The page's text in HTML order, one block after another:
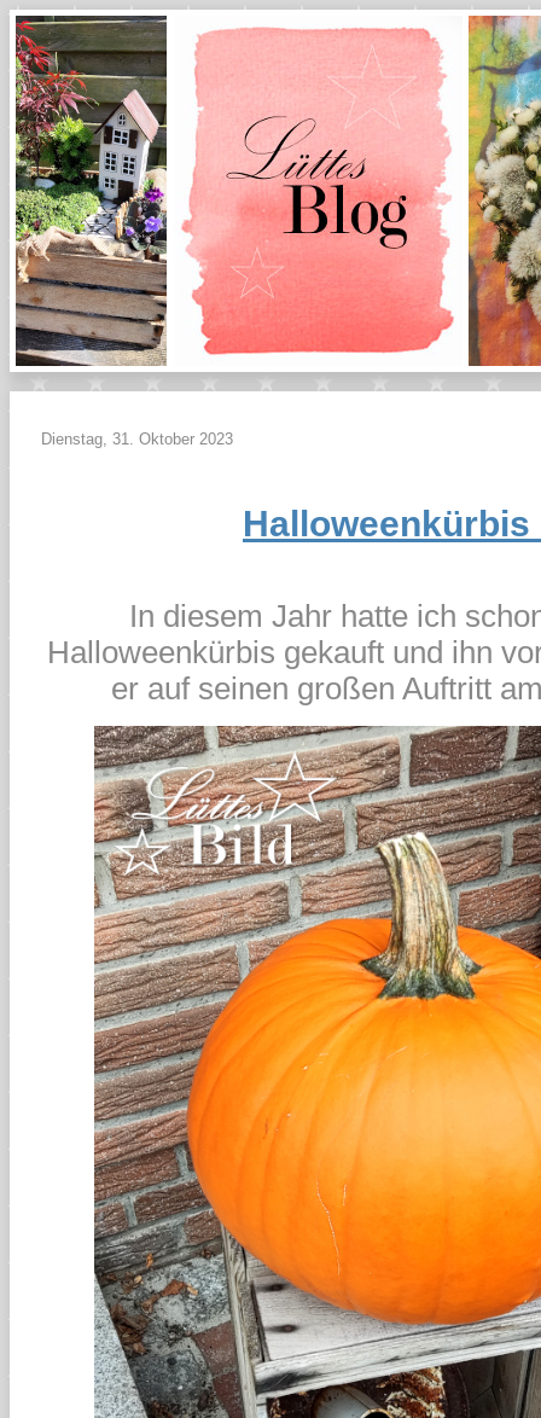
Dienstag, 31. Oktober 2023
Halloweenkürbis
In diesem Jahr hatte ich
Halloweenkürbis gekauft und ihn
er auf seinen großen Auftritt